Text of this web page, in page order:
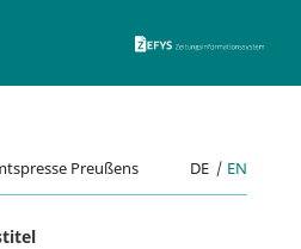
Preußens DE | EN